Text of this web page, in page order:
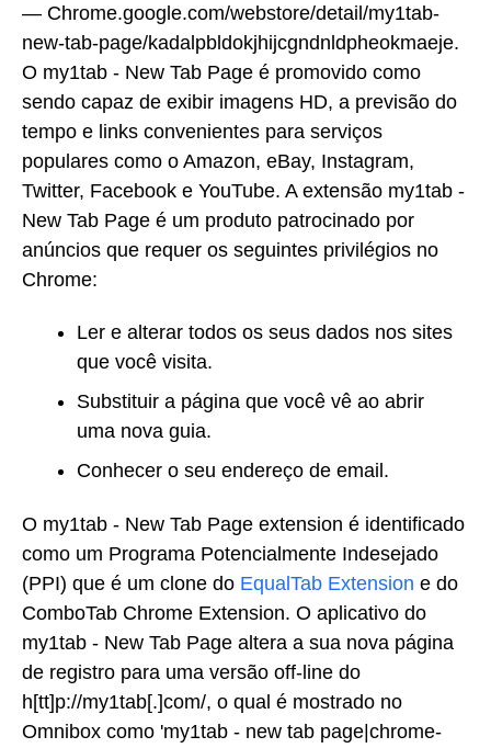
— Chrome.google.com/webstore/detail/my1tab-
new-tab-page/kadalpbldokjhijcgndnldpheokmaeje.
O my1tab - New Tab Page é promovido como
sendo capaz de exibir imagens HD, a previsão do
tempo e links convenientes para serviços
populares como o Amazon, eBay, Instagram,
Twitter, Facebook e YouTube. A extensão my1tab -
New Tab Page é um produto patrocinado por
anúncios que requer os seguintes privilégios no
Chrome:
Ler e alterar todos os seus dados nos sites
que você visita.
Substituir a página que você vê ao abrir
uma nova guia.
Conhecer o seu endereço de email.
O my1tab - New Tab Page extension é identificado
como um Programa Potencialmente Indesejado
(PPI) que é um clone do EqualTab Extension e do
ComboTab Chrome Extension. O aplicativo do
my1tab - New Tab Page altera a sua nova página
de registro para uma versão off-line do
h[tt]p://my1tab[.]com/, o qual é mostrado no
Omnibox como 'my1tab - new tab page|chrome-